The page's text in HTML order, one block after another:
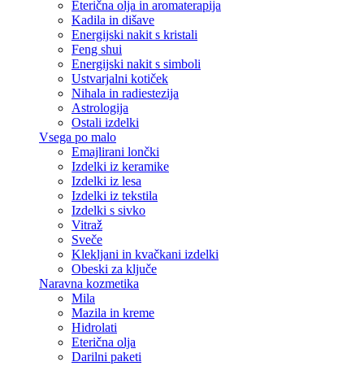
Eterična olja in aromaterapija
Kadila in dišave
Energijski nakit s kristali
Feng shui
Energijski nakit s simboli
Ustvarjalni kotiček
Nihala in radiestezija
Astrologija
Ostali izdelki
Vsega po malo
Emajlirani lončki
Izdelki iz keramike
Izdelki iz lesa
Izdelki iz tekstila
Izdelki s sivko
Vitraž
Sveče
Klekljani in kvačkani izdelki
Obeski za ključe
Naravna kozmetika
Mila
Mazila in kreme
Hidrolati
Eterična olja
Darilni paketi